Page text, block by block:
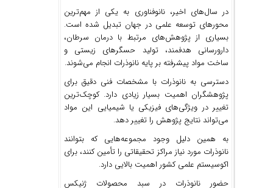
در سال‌های اخیر، نانوفناوری به یکی از مهم‌ترین
محورهای توسعه علمی در جهان تبدیل شده است.
بسیاری از پژوهش‌های مرتبط با درمان سرطان،
دارورسانی هدفمند، تولید حسگرهای زیستی و
ساخت مواد پیشرفته بر پایه نانوذرات انجام می‌شوند.
دسترسی به نانوذرات با مشخصات فنی دقیق برای
پژوهشگران اهمیت بسیار زیادی دارد. کوچک‌ترین
تغییر در ویژگی‌های فیزیکی یا شیمیایی این مواد
می‌تواند نتایج پژوهش را تغییر دهد.
به همین دلیل وجود مجموعه‌هایی که بتوانند
نانوذرات مورد نیاز مراکز تحقیقاتی را تأمین کنند، برای
اکوسیستم علمی کشور اهمیت بالایی دارد.
حضور نانوذرات در سبد محصولات ژنیکس